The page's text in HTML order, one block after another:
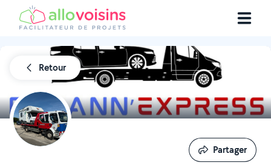
Retour
Partager
Partager